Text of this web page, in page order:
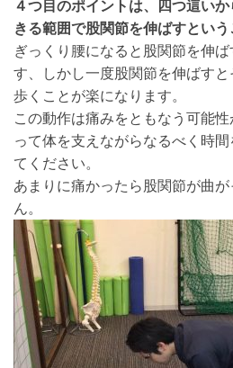
４つ目のポイントは、四つ這い
きる範囲で股関節を伸ばすという
ぎっくり腰になると股関節を伸
す、しかし一度股関節を伸ばすと
歩くことが楽になります。
この動作は痛みをともなう可能
って体を支えながらなるべく時
てください。
あまりに痛かったら股関節が曲
ん。